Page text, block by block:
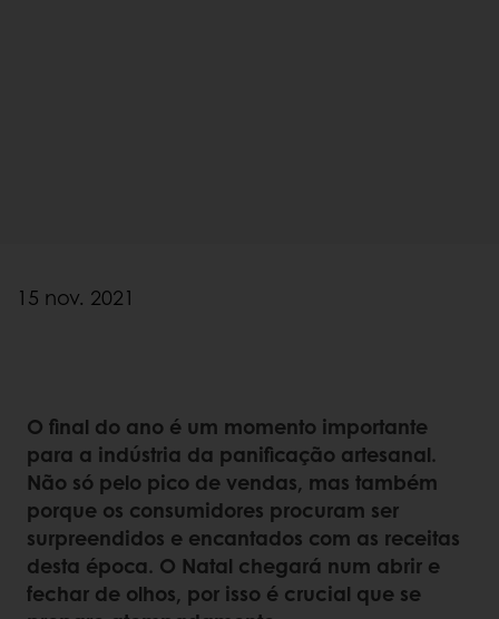
15 nov. 2021
O final do ano é um momento importante
para a indústria da panificação artesanal.
Não só pelo pico de vendas, mas também
porque os consumidores procuram ser
surpreendidos e encantados com as receitas
desta época. O Natal chegará num abrir e
fechar de olhos, por isso é crucial que se